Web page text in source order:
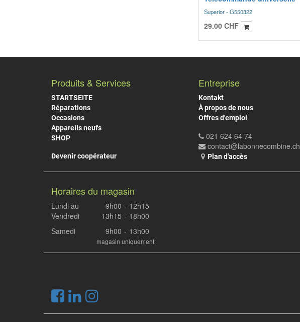
Superior - G550322
29.00CHF
Produits & Services
STARTSEITE
Réparations
Occasions
Appareils neufs
SHOP
Devenir coopérateur
Entreprise
Kontakt
À propos de nous
Offres d'emploi
021 624 64 74
contact@labonnecombine.ch
Plan d'accès
Horaires du magasin
Lundi au
Vendredi
9h00
13h15
-
-
12h15
18h00
Samedi
9h00 - 13h00
magasin uniquement